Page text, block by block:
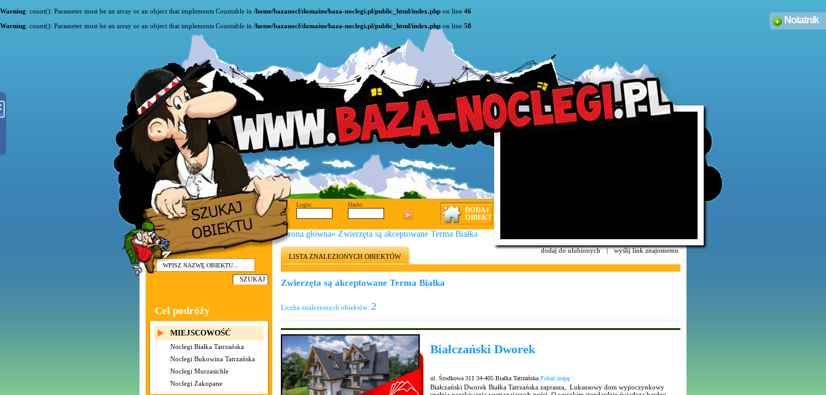
Warning: count(): Parameter must be an array or an object that implements Countable in /home/bazanocl/domains/baza-noclegi.pl/public_html/index.php on line 46
Warning: count(): Parameter must be an array or an object that implements Countable in /home/bazanocl/domains/baza-noclegi.pl/public_html/index.php on line 58
Login: Hasło:
DODAJ
OBIEKT
dodaj do ulubionych | wyślij link znajomemu
Cel podróży
MIEJSCOWOŚĆ
Noclegi Białka Tatrzańska
Noclegi Bukowina Tatrzańska
Noclegi Murzasichle
Noclegi Zakopane
Strona główna» Zwierzęta są akceptowane Terma Białka
LISTA ZNALEZIONYCH OBIEKTÓW
Zwierzęta są akceptowane Terma Białka
Liczba znalezionych obiektów: 2
Białczański Dworek
ul. Środkowa 311 34-405 Białka Tatrzańska Pokaż mapę
Białczański Dworek Białka Tatrzańska zaprasza, Luksusowy dom wypoczynkowy
Notatnik